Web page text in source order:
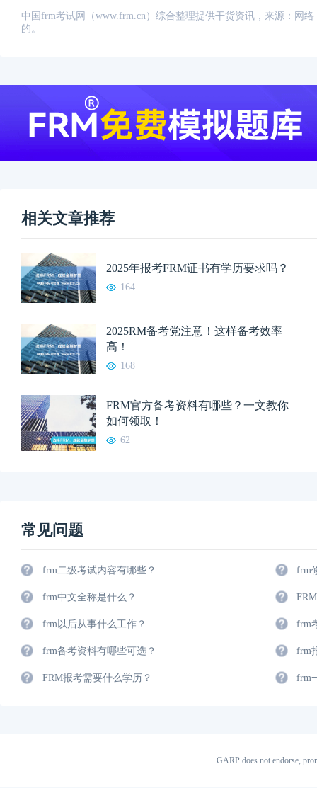
中国frm考试网（www.frm.cn）综合整理提供干货资讯，来源：网
的。
相关文章推荐
2025年报考FRM证书有学历要求吗？
164
2025RM备考党注意！这样备考效率
高！
168
FRM官方备考资料有哪些？一文教你
如何领取！
62
常见问题
frm二级考试内容有哪些？
frm中文全称是什么？
frm以后从事什么工作？
frm备考资料有哪些可选？
FRM报考需要什么学历？
frm
frm
frm
frm
GARP does not endorse,